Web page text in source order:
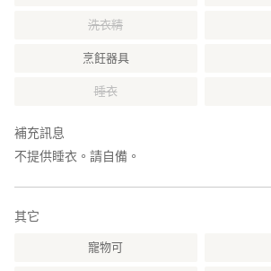
洗衣精
烹飪器具
睡衣
補充訊息
不提供睡衣。請自備。
其它
寵物可